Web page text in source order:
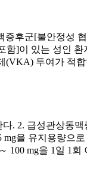
후군[불안정성
]이 있는 성인
투여가 적
. 2. 급성관상동
을 유지용량으
100 mg을 1일 1